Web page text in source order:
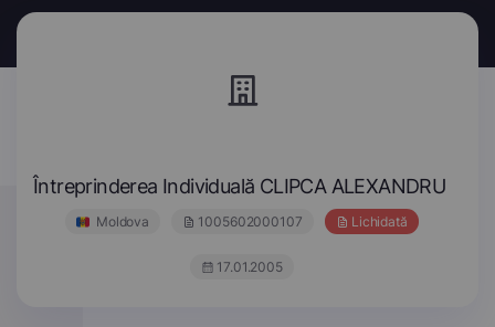
Întreprinderea Individuală CLIPCA ALEXANDRU
Moldova 1005602000107 Lichidată
17.01.2005